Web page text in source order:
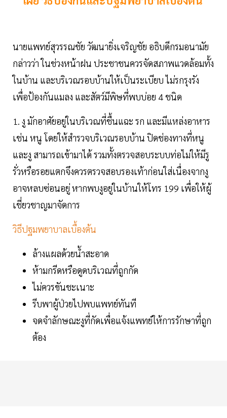
นายแพทย์สุวรรณชัย วัฒนายิ่งเจริญชัย อธิบดีกรมอนามัย
กล่าวว่า ในช่วงหน้าฝน ประชาชนควรจัดสภาพแวดล้อมทั้ง
ในบ้าน และบริเวณรอบบ้านให้เป็นระเบียบ ไม่รกรุงรัง
เพื่อป้องกันแมลง และสัตว์มีพิษที่พบบ่อย 4 ชนิด
1. งู มักอาศัยอยู่ในบริเวณที่ชื้นแฉะ รก และมีแหล่งอาหาร
เช่น หนู โดยให้สำรวจบริเวณรอบบ้าน ปิดช่องทางที่หนู
และงู สามารถเข้ามาได้ รวมทั้งตรวจสอบระบบท่อไม่ให้มีรู
รั่วหรือรอยแตกจึงควรตรวจสอบรองเท้าก่อนใส่เนื่องจากงู
อาจหลบซ่อนอยู่ หากพบงูอยู่ในบ้านให้โทร 199 เพื่อให้ผู้
เชี่ยวชาญมาจัดการ
วิธีปฐมพยาบาลเบื้องต้น
ล้างแผลด้วยน้ำสะอาด
ห้ามกรีดหรือดูดบริเวณที่ถูกกัด
ไม่ควรขันชะเนาะ
รีบพาผู้ป่วยไปพบแพทย์ทันที
จดจำลักษณะงูที่กัดเพื่อแจ้งแพทย์ให้การรักษาที่ถูก
ต้อง